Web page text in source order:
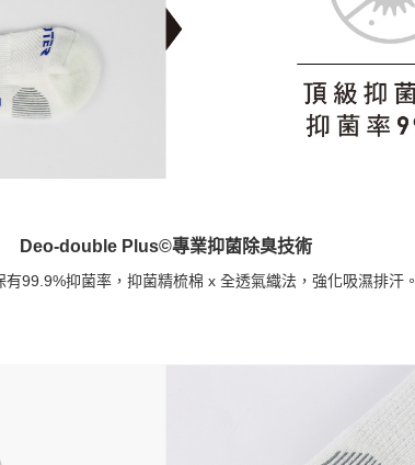
Deo-double Plus©專業抑菌除臭技術
有99.9%抑菌率，抑菌精梳棉 x 全透氣織法，強化吸濕排汗。